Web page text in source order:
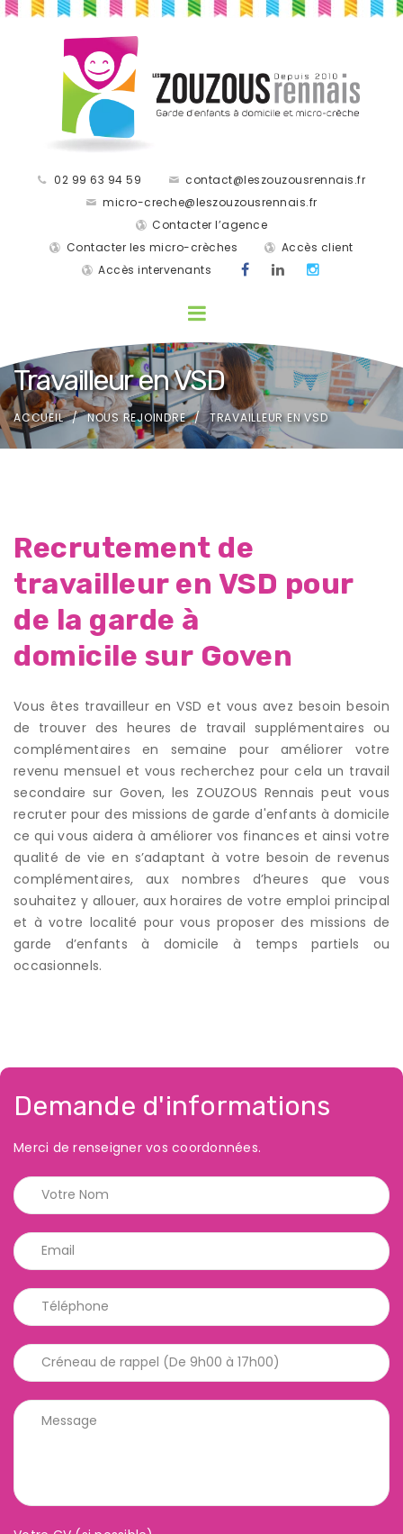
02 99 63 94 59
contact@leszouzousrennais.fr
micro-creche@leszouzousrennais.fr
Contacter l’agence
Contacter les micro-crèches
Accès client
Accès intervenants
Travailleur en VSD
ACCUEIL NOUS REJOINDRE TRAVAILLEUR EN VSD
Recrutement de
travailleur en VSD pour
de la garde à
domicile sur Goven
Vous êtes travailleur en VSD et vous avez besoin besoin
de trouver des heures de travail supplémentaires ou
complémentaires en semaine pour améliorer votre
revenu mensuel et vous recherchez pour cela un travail
secondaire sur Goven, les ZOUZOUS Rennais peut vous
recruter pour des missions de garde d'enfants à domicile
ce qui vous aidera à améliorer vos finances et ainsi votre
qualité de vie en s’adaptant à votre besoin de revenus
complémentaires, aux nombres d’heures que vous
souhaitez y allouer, aux horaires de votre emploi principal
et à votre localité pour vous proposer des missions de
garde d’enfants à domicile à temps partiels ou
occasionnels.
Demande d'informations
Merci de renseigner vos coordonnées.